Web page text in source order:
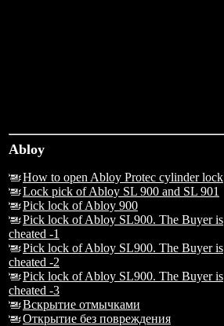
Abloy
How to open Abloy Protec cylinder lock
Lock pick of Abloy SL 900 and SL 901
Pick lock of Abloy 900
Pick lock of Abloy SL900. The Buyer is
cheated -1
Pick lock of Abloy SL900. The Buyer is
cheated -2
Pick lock of Abloy SL900. The Buyer is
cheated -3
Вскрытие отмычками
Открытие без повреждения